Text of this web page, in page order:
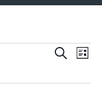
SUCHE
Suche
Liste